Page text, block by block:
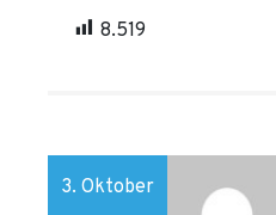
8.519
3. Oktober